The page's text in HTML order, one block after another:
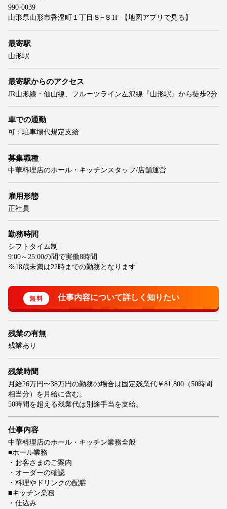
990-0039
山形県山形市香澄町１丁目８−８1F
【地図アプリで見る】
最寄駅
山形駅
最寄駅からのアクセス
JR山形線・仙山線、フルーツライン左沢線『山形駅』から徒歩2分
車での通勤
可：駐車場代規定支給
募集職種
中華料理店のホール・キッチンスタッフ/店舗運営
雇用形態
正社員
勤務時間
シフトタイム制
9:00～25:00の間で実働8時間
※18歳未満は22時までの勤務となります
残業の有無
残業あり
残業時間
月給26万円〜38万円の勤務の場合は固定残業代￥81,800（50時間
相当分）を月給に含む。
50時間を超える残業代は別途手当を支給。
仕事内容
中華料理店のホール・キッチン業務全般
■ホール業務
・お客さまのご案内
・オーダーの確認
・料理やドリンクの配膳
■キッチン業務
・仕込み